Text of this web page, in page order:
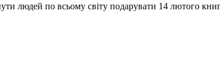
по всьому світу подарувати 14 лютого